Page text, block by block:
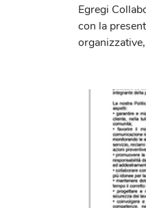
Egregi
con la